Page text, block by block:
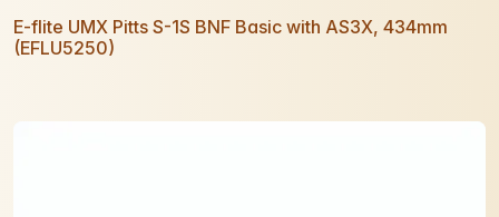
E-flite UMX Pitts S-1S BNF Basic with AS3X, 434mm
(EFLU5250)